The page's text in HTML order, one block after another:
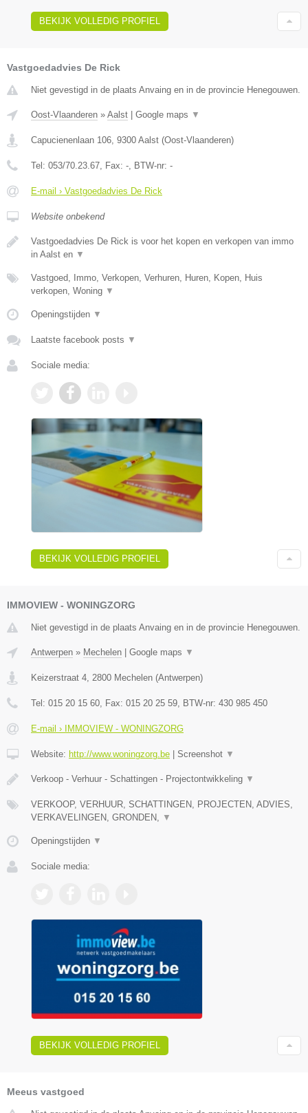
BEKIJK VOLLEDIG PROFIEL
Vastgoedadvies De Rick
Niet gevestigd in de plaats Anvaing en in de provincie Henegouwen.
Oost-Vlaanderen » Aalst Google maps ▼
Capucienenlaan 106 9300 Aalst (Oost-Vlaanderen)
Tel: 053/70.23.67 , Fax: - , BTW-nr: -
E-mail › Vastgoedadvies De Rick
Website onbekend
Vastgoedadvies De Rick is voor het kopen en verkopen van immo
in Aalst en ▼
Vastgoed, Immo, Verkopen, Verhuren, Huren, Kopen, Huis
verkopen, Woning ▼
Openingstijden ▼
Laatste facebook posts ▼
Sociale media:
BEKIJK VOLLEDIG PROFIEL
IMMOVIEW - WONINGZORG
Niet gevestigd in de plaats Anvaing en in de provincie Henegouwen.
Antwerpen » Mechelen | Google maps ▼
Keizerstraat 4 2800 Mechelen (Antwerpen)
Tel: 015 20 15 60 , Fax: 015 20 25 59 , BTW-nr: 430 985 450
E-mail › IMMOVIEW - WONINGZORG
Website: http://www.woningzorg.be | Screenshot ▼
Verkoop - Verhuur - Schattingen - Projectontwikkeling ▼
VERKOOP, VERHUUR, SCHATTINGEN, PROJECTEN, ADVIES,
VERKAVELINGEN, GRONDEN,
▼
Openingstijden ▼
Sociale media:
BEKIJK VOLLEDIG PROFIEL
Meeus vastgoed